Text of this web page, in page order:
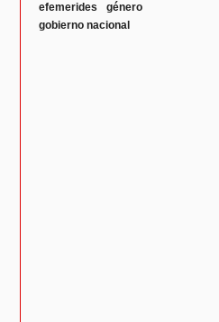
efemerides
género
gobierno nacional